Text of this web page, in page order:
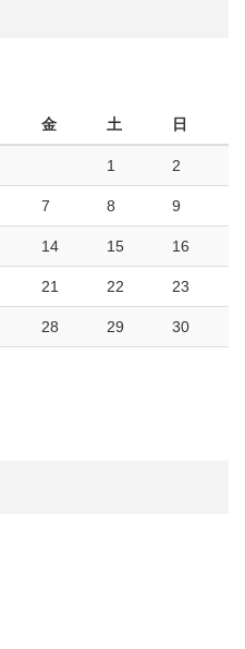
金 土 日
1 2
7 8 9
14 15 16
21 22 23
28 29 30